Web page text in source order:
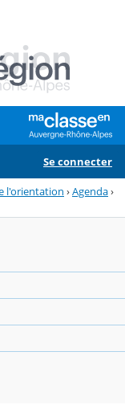
Se connecter
l'orientation ›Agenda›